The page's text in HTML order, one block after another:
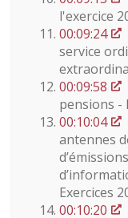
l'exercice
00:09:24
service
00:09:58
pensions -
00:10:04
antennes
Exercices
00:10:20